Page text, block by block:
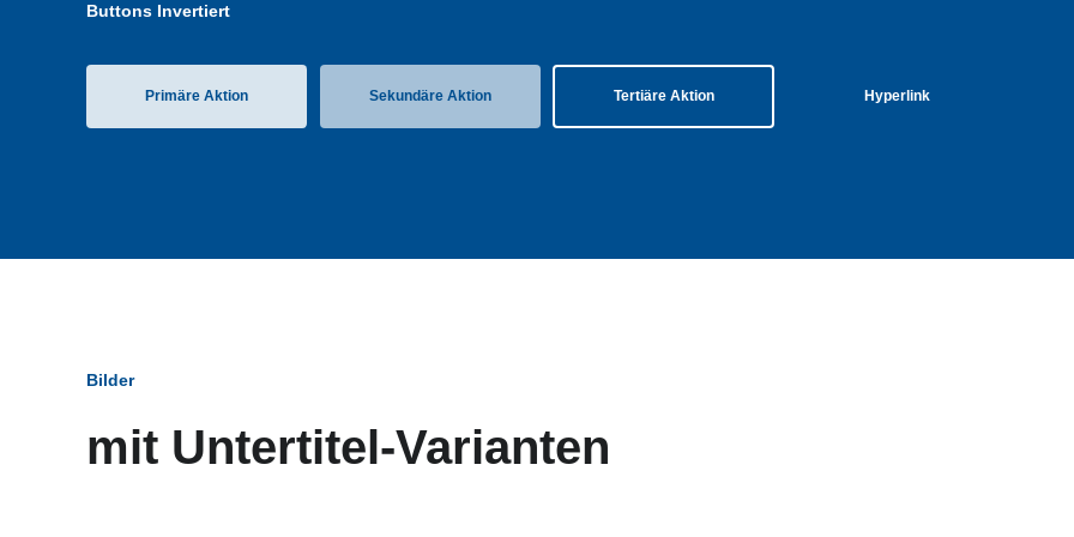
Buttons Invertiert
Primäre Aktion Sekundäre Aktion Tertiäre Aktion Hyperlink
Bilder
mit Untertitel-Varianten